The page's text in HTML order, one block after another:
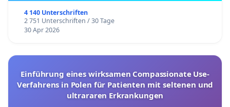
4 140 Unterschriften
2 751 Unterschriften / 30 Tage
30 Apr 2026
Einführung eines wirksamen Compassionate Use-
Verfahrens in Polen für Patienten mit seltenen und
ultrararen Erkrankungen